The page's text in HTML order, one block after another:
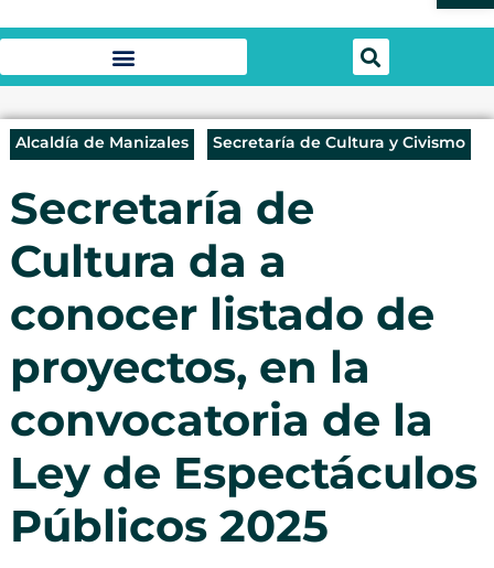
Alcaldía de Manizales Secretaría de Cultura y Civismo
Secretaría de
Cultura da a
conocer listado de
proyectos, en la
convocatoria de la
Ley de Espectáculos
Públicos 2025